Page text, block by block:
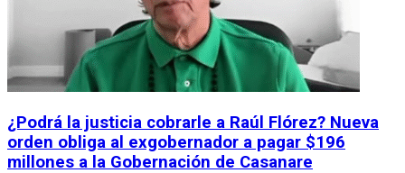
¿Podrá la justicia cobrarle a Raúl Flórez? Nueva
orden obliga al exgobernador a pagar $196
millones a la Gobernación de Casanare